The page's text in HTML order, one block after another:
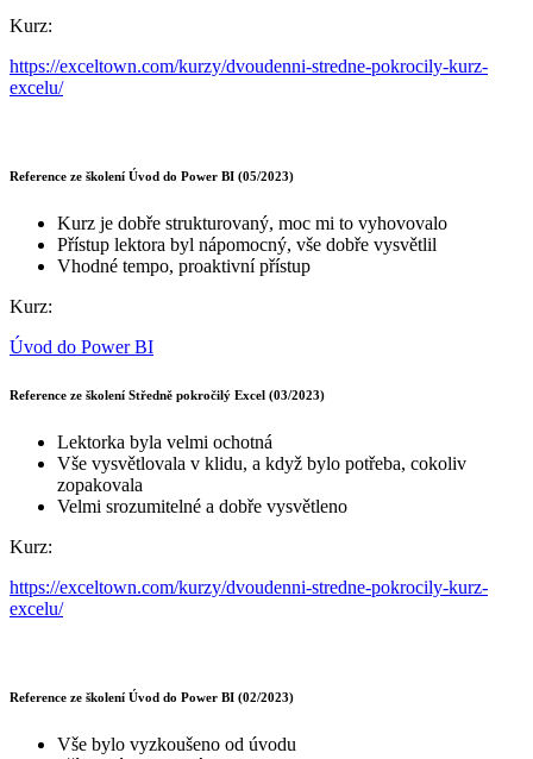
Kurz:
https://exceltown.com/kurzy/dvoudenni-stredne-pokrocily-kurz-
excelu/
Reference ze školení Úvod do Power BI (05/2023)
Kurz je dobře strukturovaný, moc mi to vyhovovalo
Přístup lektora byl nápomocný, vše dobře vysvětlil
Vhodné tempo, proaktivní přístup
Kurz:
Úvod do Power BI
Reference ze školení Středně pokročilý Excel (03/2023)
Lektorka byla velmi ochotná
Vše vysvětlovala v klidu, a když bylo potřeba, cokoliv
zopakovala
Velmi srozumitelné a dobře vysvětleno
Kurz:
https://exceltown.com/kurzy/dvoudenni-stredne-pokrocily-kurz-
excelu/
Reference ze školení Úvod do Power BI (02/2023)
Vše bylo vyzkoušeno od úvodu